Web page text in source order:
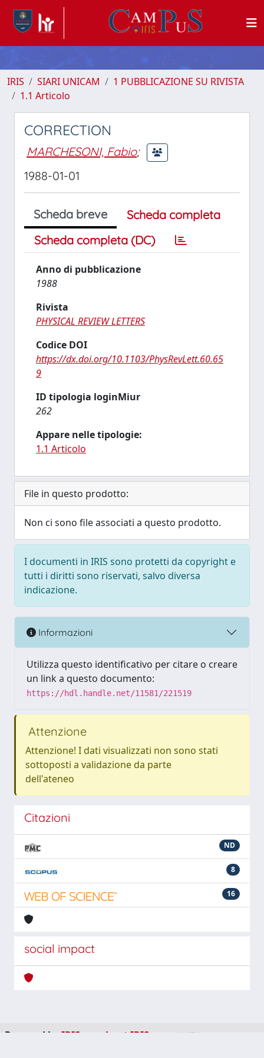
IRIS SIARI UNICAM
1 PUBBLICAZIONE SU RIVISTA
1.1 Articolo
CORRECTION
MARCHESONI, Fabio;
1988-01-01
Scheda breve
Scheda completa
Scheda completa (DC)
Anno di pubblicazione
1988
Rivista
PHYSICAL REVIEW LETTERS
Codice DOI
https://dx.doi.org/10.1103/PhysRevLett.60.65
9
ID tipologia loginMiur
262
Appare nelle tipologie:
1.1 Articolo
File in questo prodotto:
Non ci sono file associati a questo prodotto.
I documenti in IRIS sono protetti da copyright e
tutti i diritti sono riservati, salvo diversa
indicazione.
Informazioni
Utilizza questo identificativo per citare o creare
un link a questo documento:
https://hdl.handle.net/11581/221519
Attenzione
Attenzione! I dati visualizzati non sono stati
sottoposti a validazione da parte
dell'ateneo
Citazioni
ND
8
16
social impact
Powered by IRIS about IRIS